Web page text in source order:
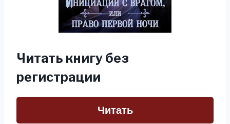
Читать книгу без
регистрации
Читать